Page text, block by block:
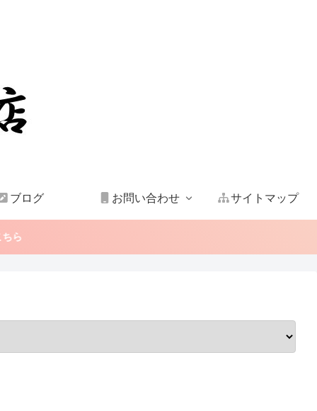
ブログ お問い合わせ サイトマップ